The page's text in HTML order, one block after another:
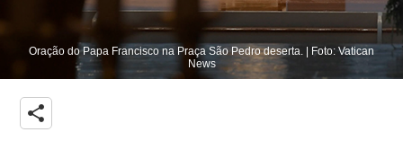
Oração do Papa Francisco na Praça São Pedro deserta. | Foto: Vatican
News
share